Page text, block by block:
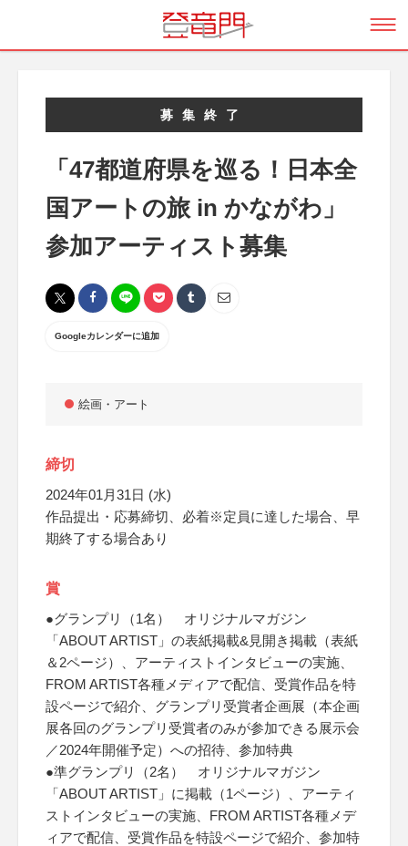
募集終了
「47都道府県を巡る！日本全
国アートの旅 in かながわ」
参加アーティスト募集
Googleカレンダーに追加
絵画・アート
締切
2024年01月31日 (水)
作品提出・応募締切、必着※定員に達した場合、早
期終了する場合あり
賞
●グランプリ（1名） オリジナルマガジン
「ABOUT ARTIST」の表紙掲載&見開き掲載（表紙
＆2ページ）、アーティストインタビューの実施、
FROM ARTIST各種メディアで配信、受賞作品を特
設ページで紹介、グランプリ受賞者企画展（本企画
展各回のグランプリ受賞者のみが参加できる展示会
／2024年開催予定）への招待、参加特典
●準グランプリ（2名） オリジナルマガジン
「ABOUT ARTIST」に掲載（1ページ）、アーティ
ストインタビューの実施、FROM ARTIST各種メデ
ィアで配信、受賞作品を特設ページで紹介、参加特